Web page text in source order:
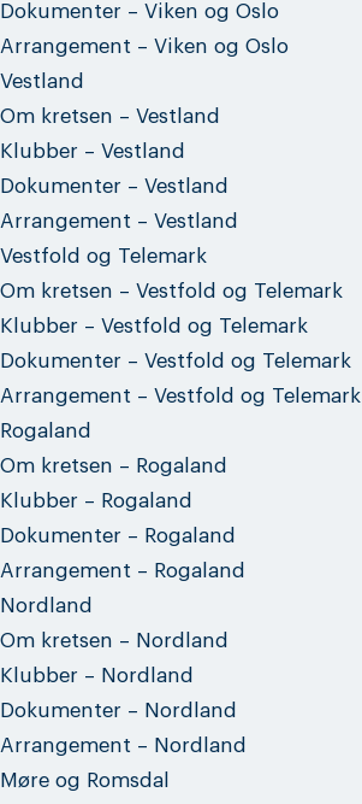
Dokumenter – Viken og Oslo
Arrangement – Viken og Oslo
Vestland
Om kretsen – Vestland
Klubber – Vestland
Dokumenter – Vestland
Arrangement – Vestland
Vestfold og Telemark
Om kretsen – Vestfold og Telemark
Klubber – Vestfold og Telemark
Dokumenter – Vestfold og Telemark
Arrangement – Vestfold og Telemark
Rogaland
Om kretsen – Rogaland
Klubber – Rogaland
Dokumenter – Rogaland
Arrangement – Rogaland
Nordland
Om kretsen – Nordland
Klubber – Nordland
Dokumenter – Nordland
Arrangement – Nordland
Møre og Romsdal